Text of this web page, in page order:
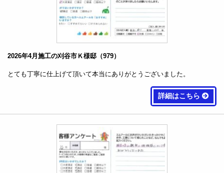
2026年4月施工の刈谷市Ｋ様邸（979）
とても丁寧に仕上げて頂いて本当にありがとうございました。
詳細はこちら